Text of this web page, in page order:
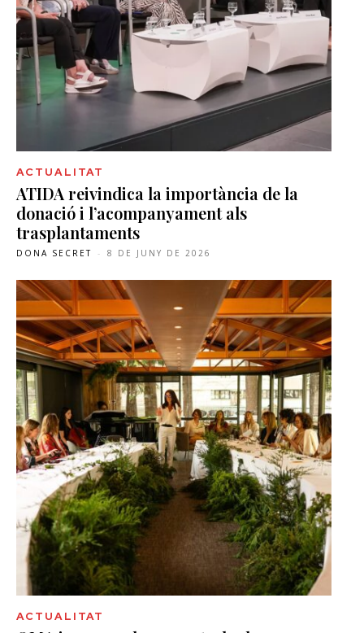
ACTUALITAT
ATIDA reivindica la importància de la
donació i l’acompanyament als
trasplantaments
DONA SECRET - 8 DE JUNY DE 2026
ACTUALITAT